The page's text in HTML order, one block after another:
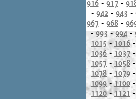
916- 917 -
- 942 - 943 -
967 - 968-
-993-994-
1015- 1016
1036- 1037 -
1057 - 1058-
1078 - 1079 -
1099 -1100
1120-1121